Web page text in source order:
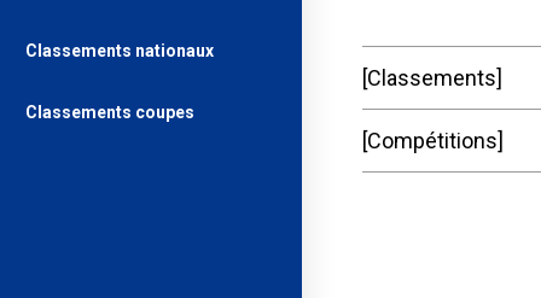
Classements
Compétitions
Classements nationaux
Classements coupes